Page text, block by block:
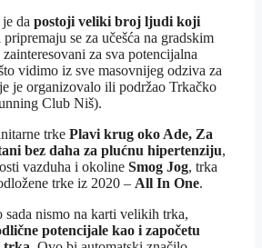
da postoji veliki broj ljudi koji
pripremaju se za učešća na gradskim
za sva potencijalna
vidimo iz sve masovnijeg odziva za
je organizovalo ili podržao Trkačko
Club Niš).
trke Plavi krug oko Ade, Za
bez daha za plućnu hipertenziju,
vazduha i okoline Smog Jog, trka
trke iz 2020 – All In One.
sada nismo na karti velikih trka,
potencijale kao i započetu